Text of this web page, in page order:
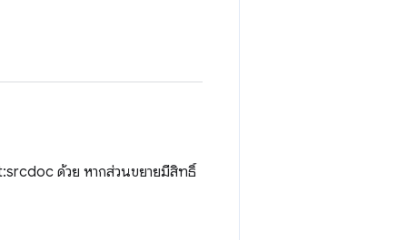
ด้วย หากส่วนขยายมีสิทธิ์